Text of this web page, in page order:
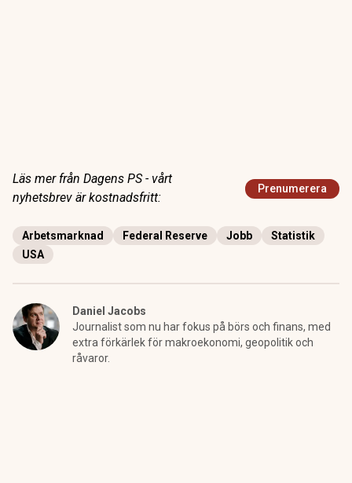
Läs mer från Dagens PS - vårt
nyhetsbrev är kostnadsfritt:
Prenumerera
Arbetsmarknad Federal Reserve Jobb
Statistik
USA
Daniel Jacobs
Journalist som nu har fokus på börs och finans, med
extra förkärlek för makroekonomi, geopolitik och
råvaror.